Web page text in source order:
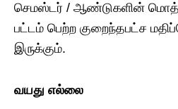
செமஸ்டர் / ஆண்டுகளின்
பட்டம் பெற்ற குறைந்தபட்ச
இருக்கும்.
வயது எல்லை